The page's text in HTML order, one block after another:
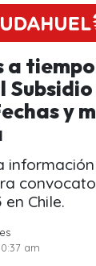
a
y
Chile.
am